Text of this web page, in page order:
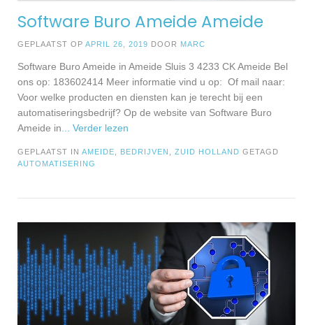
Software Buro Ameide Ameide
GEPLAATST OP APRIL 26, 2019 DOOR MARC
Software Buro Ameide in Ameide Sluis 3 4233 CK Ameide Bel
ons op: 183602414 Meer informatie vind u op: Of mail naar:
Voor welke producten en diensten kan je terecht bij een
automatiseringsbedrijf? Op de website van Software Buro
Ameide in... Verder lezen
GEPLAATST IN AMEIDE BEDRIJVEN ZUID HOLLAND GETAGD
AUTOMATISERING